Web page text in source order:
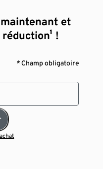
et
!
* Champ obligatoire